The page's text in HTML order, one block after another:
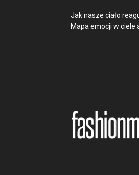
Jak nasze ciało
Mapa emocji w